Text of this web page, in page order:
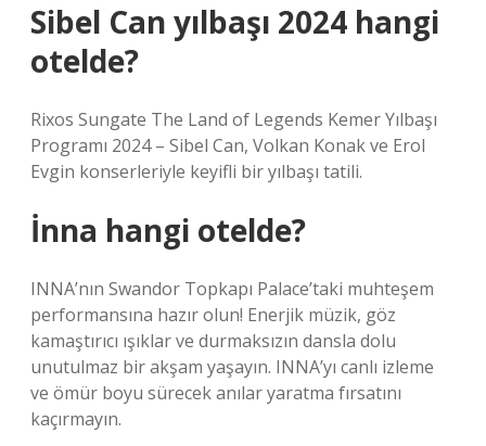
Sibel Can yılbaşı 2024 hangi
otelde?
Rixos Sungate The Land of Legends Kemer Yılbaşı
Programı 2024 – Sibel Can, Volkan Konak ve Erol
Evgin konserleriyle keyifli bir yılbaşı tatili.
İnna hangi otelde?
INNA’nın Swandor Topkapı Palace’taki muhteşem
performansına hazır olun! Enerjik müzik, göz
kamaştırıcı ışıklar ve durmaksızın dansla dolu
unutulmaz bir akşam yaşayın. INNA’yı canlı izleme
ve ömür boyu sürecek anılar yaratma fırsatını
kaçırmayın.